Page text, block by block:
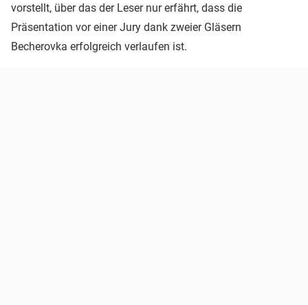
vorstellt, über das der Leser nur erfährt, dass die
Präsentation vor einer Jury dank zweier Gläsern
Becherovka erfolgreich verlaufen ist.